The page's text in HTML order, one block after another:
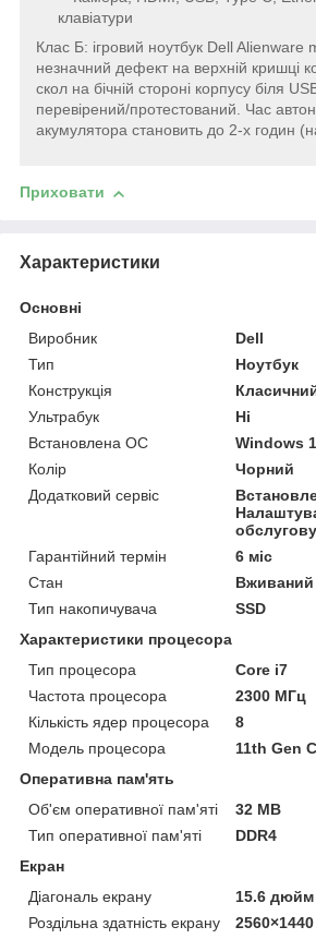
клавіатури
Клас Б: ігровий ноутбук Dell Alienware
незначний дефект на верхній кришці
скол на бічній стороні корпусу біля
перевірений/протестований. Час
акумулятора становить до 2-х годин
Приховати
Характеристики
Основні
Виробник
Dell
Тип
Ноутбук
Конструкція
Ультрабук
Ні
Встановлена ОС
Windows
Колір
Чорний
Додатковий сервіс
Гарантійний термін
6 міс
Стан
Вживаний
Тип накопичувача
SSD
Характеристики процесора
Тип процесора
Core i7
Частота процесора
2300 МГц
Кількість ядер процесора
8
Модель процесора
11th Gen
Оперативна пам'ять
Об'єм оперативної пам'яті
32 MB
Тип оперативної пам'яті
DDR4
Екран
Діагональ екрану
15.6 дюйм
Роздільна здатність екрану
2560×1440